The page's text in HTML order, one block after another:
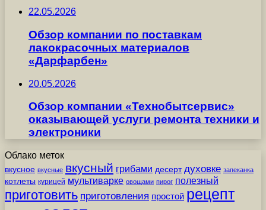
22.05.2026
Обзор компании по поставкам
лакокрасочных материалов
«Дарфарбен»
20.05.2026
Обзор компании «Технобытсервис»
оказывающей услуги ремонта техники и
электроники
Облако меток
вкусное вкусные вкусный грибами десерт духовке запеканка
котлеты курицей мультиварке овощами пирог полезный
приготовить приготовления простой рецепт